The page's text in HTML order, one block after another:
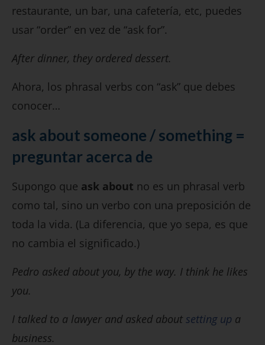
restaurante, un bar, una cafetería, etc, puedes
usar “order” en vez de “ask for”.
After dinner, they ordered dessert.
Ahora, los phrasal verbs con “ask” que debes
conocer…
ask about someone / something =
preguntar acerca de
Supongo que ask about no es un phrasal verb
como tal, sino un verbo con una preposición de
toda la vida. (La diferencia, que yo sepa, es que
no cambia el significado.)
Pedro asked about you, by the way. I think he likes
you.
I talked to a lawyer and asked about setting up a
business.